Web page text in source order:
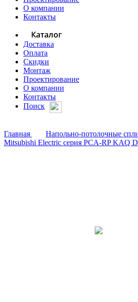
О компании
Контакты
Каталог
Доставка
Оплата
Скидки
Монтаж
Проектирование
О компании
Контакты
Поиск
Главная
Напольно-потолочные
Mitsubishi Electric серия PCA-RP KAQ